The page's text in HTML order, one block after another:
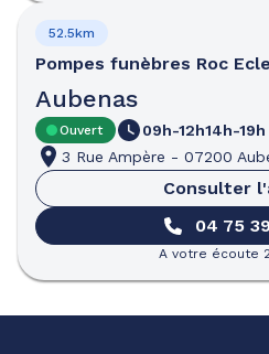
Pompes funèbres Roc
Aubenas
52.5km
Ouvert 09h-12h14h-19h
3 Rue Ampère - 07200
Consulter
04 75
A votre écoute